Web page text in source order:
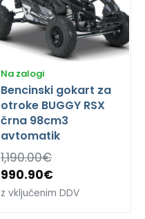
Na zalogi
Bencinski gokart za
otroke BUGGY RSX
črna 98cm3
avtomatik
1,190.00€
990.90€
z vključenim DDV